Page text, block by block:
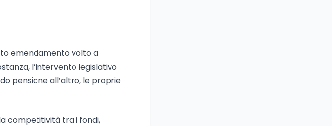
emendamento volto a
l’intervento legislativo
pensione all’altro, le proprie
competitività tra i fondi,